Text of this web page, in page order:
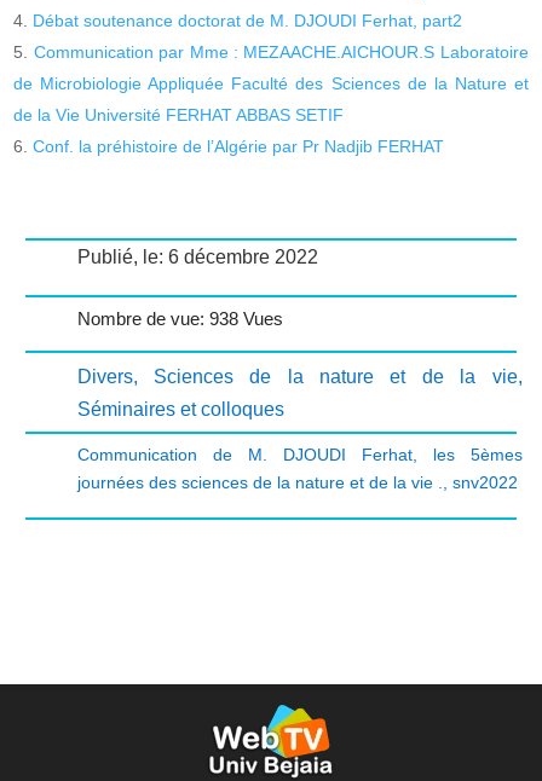
Débat soutenance doctorat de M. DJOUDI Ferhat, part2
Communication par Mme : MEZAACHE.AICHOUR.S Laboratoire
de Microbiologie Appliquée Faculté des Sciences de la Nature et
de la Vie Université FERHAT ABBAS SETIF
Conf. la préhistoire de l’Algérie par Pr Nadjib FERHAT
Publié, le: 6 décembre 2022
Nombre de vue: 938 Vues
Divers, Sciences de la nature et de la vie,
Séminaires et colloques
Communication de M. DJOUDI Ferhat, les 5èmes
journées des sciences de la nature et de la vie .
snv2022